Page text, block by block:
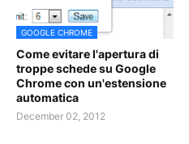
GOOGLE CHROME
Come evitare l'apertura di
troppe schede su Google
Chrome con un'estensione
automatica
December 02, 2012